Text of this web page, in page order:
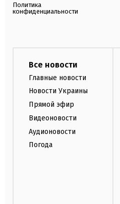
Политика
конфиденциальности
Все новости
Главные новости
Новости Украины
Прямой эфир
Видеоновости
Аудионовости
Погода